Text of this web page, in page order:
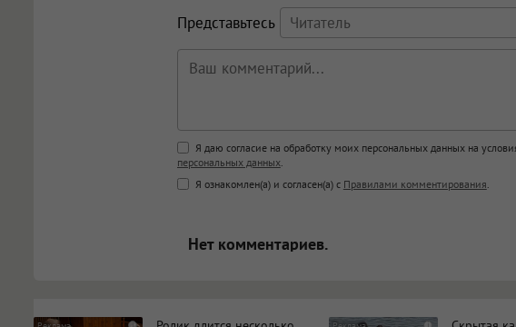
Представьтесь
Поддержка HTML
<b>, <strong>, <u>, <i>, <em>, <s>, <big>,
<blockquote>, <code> экранирует HTML, адреса
Я даю согласие на обработку моих персональных данных на
персональных данных.
Я ознакомлен(а) и согласен(а) с Правилами комментирования
Нет комментариев.
i i